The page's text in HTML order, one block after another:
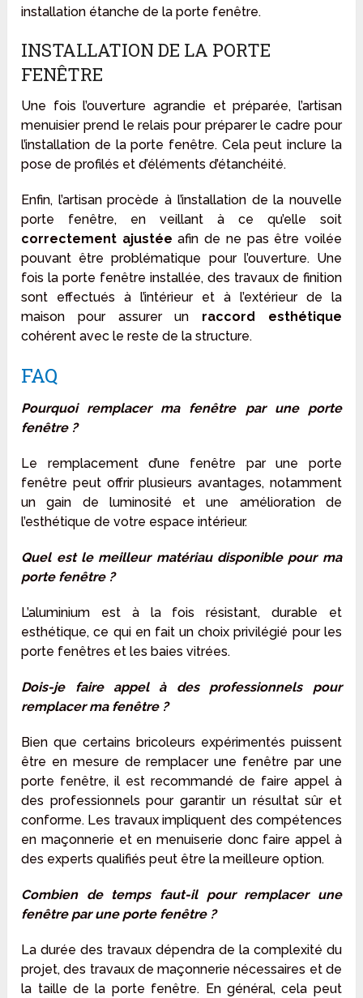
installation étanche de la porte fenêtre.
INSTALLATION DE LA PORTE
FENÊTRE
Une fois l’ouverture agrandie et préparée, l’artisan
menuisier prend le relais pour préparer le cadre pour
l’installation de la porte fenêtre. Cela peut inclure la
pose de profilés et d’éléments d’étanchéité.
Enfin, l’artisan procède à l’installation de la nouvelle
porte fenêtre, en veillant à ce qu’elle soit
correctement ajustée afin de ne pas être voilée
pouvant être problématique pour l’ouverture. Une
fois la porte fenêtre installée, des travaux de finition
sont effectués à l’intérieur et à l’extérieur de la
maison pour assurer un raccord esthétique
cohérent avec le reste de la structure.
FAQ
Pourquoi remplacer ma fenêtre par une porte
fenêtre ?
Le remplacement d’une fenêtre par une porte
fenêtre peut offrir plusieurs avantages, notamment
un gain de luminosité et une amélioration de
l’esthétique de votre espace intérieur.
Quel est le meilleur matériau disponible pour ma
porte fenêtre ?
L’aluminium est à la fois résistant, durable et
esthétique, ce qui en fait un choix privilégié pour les
porte fenêtres et les baies vitrées.
Dois-je faire appel à des professionnels pour
remplacer ma fenêtre ?
Bien que certains bricoleurs expérimentés puissent
être en mesure de remplacer une fenêtre par une
porte fenêtre, il est recommandé de faire appel à
des professionnels pour garantir un résultat sûr et
conforme. Les travaux impliquent des compétences
en maçonnerie et en menuiserie donc faire appel à
des experts qualifiés peut être la meilleure option.
Combien de temps faut-il pour remplacer une
fenêtre par une porte fenêtre ?
La durée des travaux dépendra de la complexité du
projet, des travaux de maçonnerie nécessaires et de
la taille de la porte fenêtre. En général, cela peut